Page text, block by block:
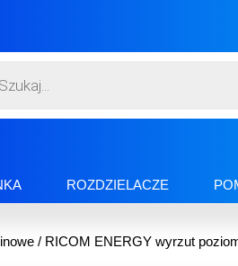
ROZDZIELACZE
/ RICOM ENERGY wyrzut